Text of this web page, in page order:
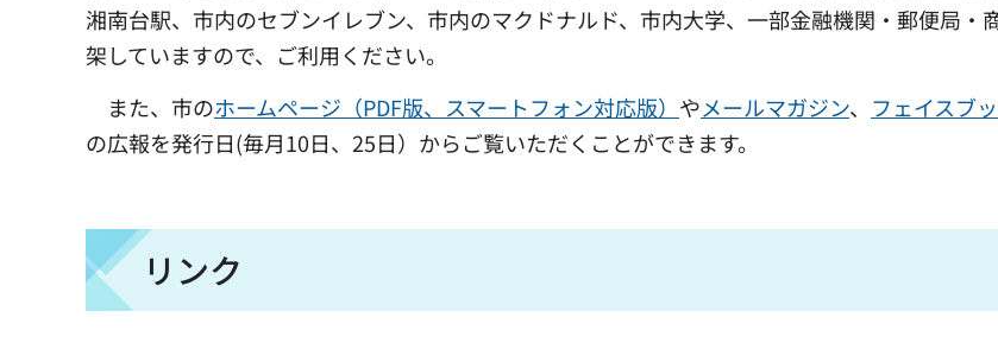
湘南台駅、市内のセブンイレブン、市内のマクドナルド、市内大学、一部金融機関・郵便局・
架していますので、ご利用ください。
また、市のホームページ（PDF版、スマートフォン対応版） やメールマガジン、 フェイスブ
の広報を発行日(毎月10日、25日）からご覧いただくことができます。
リンク